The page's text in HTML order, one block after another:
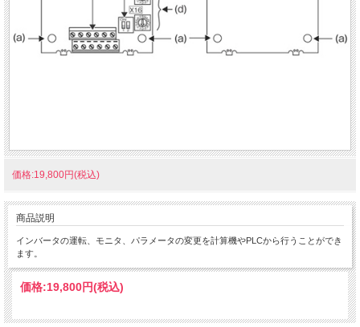
価格:19,800円(税込)
商品説明
インバータの運転、モニタ、パラメータの変更を計算機やPLCから行うことができ
ます。
価格:19,800円(税込)